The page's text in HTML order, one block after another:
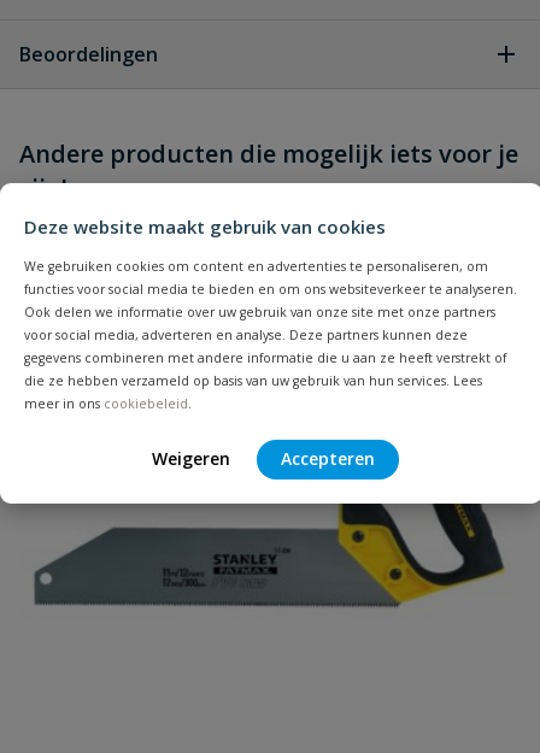
Deze website maakt gebruik van cookies
We gebruiken cookies om content en advertenties te personaliseren, om
functies voor social media te bieden en om ons websiteverkeer te analyseren.
Ook delen we informatie over uw gebruik van onze site met onze partners
voor social media, adverteren en analyse. Deze partners kunnen deze
gegevens combineren met andere informatie die u aan ze heeft verstrekt of
die ze hebben verzameld op basis van uw gebruik van hun services. Lees
meer in ons cookiebeleid
Weigeren Accepteren
dit product?
vraag
Beoordelingen
Schrijf zelf een beoordeling
Uw waardering:
Samenvatting
Beoordeling
Andere producten die mogelijk iets voor je
zijn!
Populair